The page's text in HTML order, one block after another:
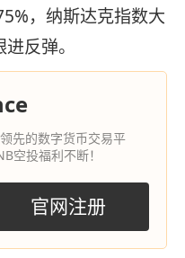
，纳斯达克指数大
反弹。
先的数字货币交易平
空投福利不断！
官网注册